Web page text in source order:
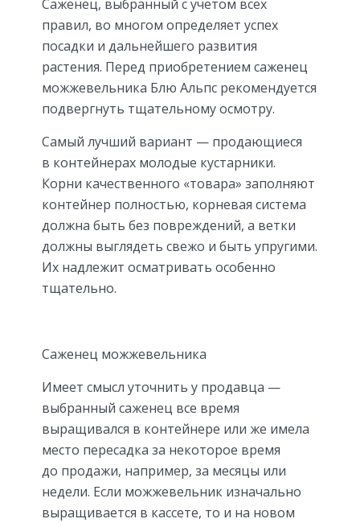
Саженец, выбранный с учетом всех
правил, во многом определяет успех
посадки и дальнейшего развития
растения. Перед приобретением саженец
можжевельника Блю Альпс рекомендуется
подвергнуть тщательному осмотру.
Самый лучший вариант — продающиеся
в контейнерах молодые кустарники.
Корни качественного «товара» заполняют
контейнер полностью, корневая система
должна быть без повреждений, а ветки
должны выглядеть свежо и быть упругими.
Их надлежит осматривать особенно
тщательно.
Саженец можжевельника
Имеет смысл уточнить у продавца —
выбранный саженец все время
выращивался в контейнере или же имела
место пересадка за некоторое время
до продажи, например, за месяцы или
недели. Если можжевельник изначально
выращивается в кассете, то и на новом